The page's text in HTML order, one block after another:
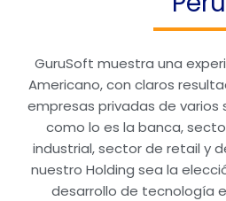
Impulsamos
para queno te
GuruSoft muestra una
Americano, con claros
empresas privadas de
como lo es la banca,
industrial, sector de retail y
nuestro Holding sea la
desarrollo de tecnología